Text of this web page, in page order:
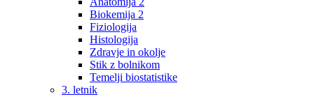
Biokemija 2
Fiziologija
Histologija
Zdravje in okolje
Stik z bolnikom
Temelji biostatistike
3. letnik